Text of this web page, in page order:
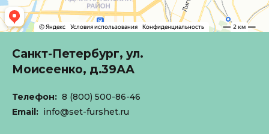
Санкт-Петербург, ул.
Моисеенко, д.39АА
Телефон: 8 (800) 500-86-46
Email: info@set-furshet.ru